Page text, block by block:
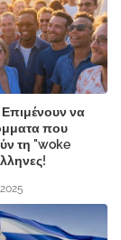
να
που
τη "woke